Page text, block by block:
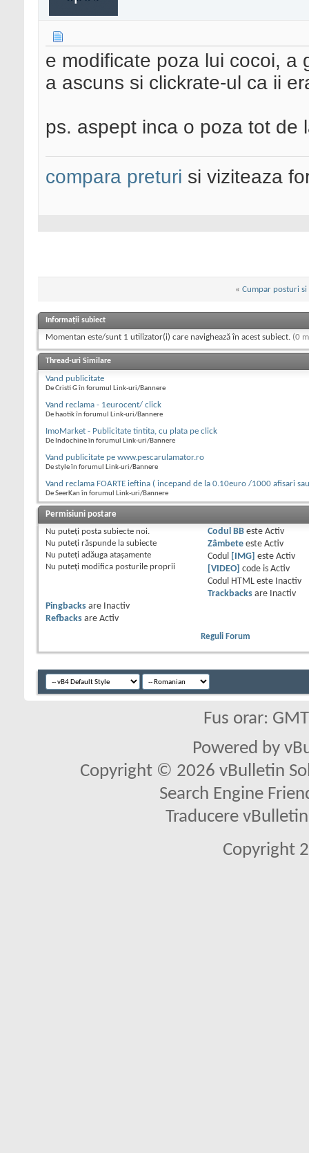
e modificate poza lui cocoi, a
a ascuns si clickrate-ul ca ii
ps. aspept inca o poza tot de
compara preturi si viziteaza
« Cumpar posturi
Informații subiect
Momentan este/sunt 1 utilizator(i) care navighează în acest subiect. (0
Thread-uri Similare
Vand publicitate
De Cristi G în forumul Link-uri/Bannere
Vand reclama - 1eurocent/ click
De haotik în forumul Link-uri/Bannere
ImoMarket - Publicitate tintita, cu plata pe click
De Indochine în forumul Link-uri/Bannere
Vand publicitate pe www.pescarulamator.ro
De style în forumul Link-uri/Bannere
Vand reclama FOARTE ieftina ( incepand de la 0.10euro /1000 afisari
De SeerKan în forumul Link-uri/Bannere
Permisiuni postare
Nu puteţi posta subiecte noi.
Nu puteţi răspunde la subiecte
Nu puteţi adăuga ataşamente
Nu puteţi modifica posturile proprii
Codul BBeste Activ
Zâmbeteeste Activ
Codul
[IMG] este Activ
[VIDEO] code is Activ
Codul HTML este
Inactiv
Trackbacksare
Inactiv
Pingbacks are
Inactiv
Refbacks are Activ
Reguli Forum
Fus orar:
Powered by
Copyright © 2026 vBulletin
Search Engine
Traducere
Copyright